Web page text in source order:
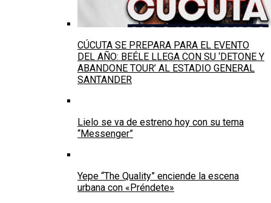
CÚCUTA SE PREPARA PARA EL EVENTO
DEL AÑO: BEÉLE LLEGA CON SU ‘DETONE Y
ABANDONE TOUR’ AL ESTADIO GENERAL
SANTANDER
Lielo se va de estreno hoy con su tema
“Messenger”
Yepe “The Quality” enciende la escena
urbana con «Préndete»